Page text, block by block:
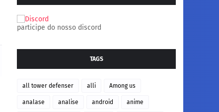
participe do nosso discord
TAGS
all tower defenser alli Among us
analase analise android anime